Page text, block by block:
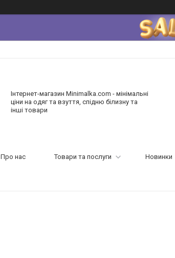
Інтернет-магазин Minimalka.com - мінімальні
ціни на одяг та взуття, спідню білизну та
інші товари
Про нас Товари та послуги Новинки